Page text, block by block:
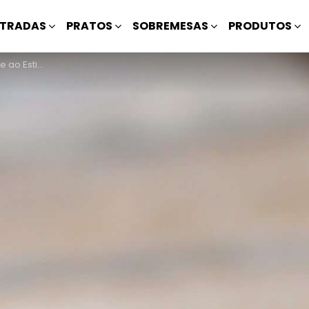
PRATOS SOBREMESAS PRODUTOS
Japonês